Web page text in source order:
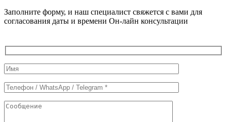
Заполните форму, и наш специалист свяжется с вами для
согласования даты и времени Он-лайн консультации
Служебные
поля
формы